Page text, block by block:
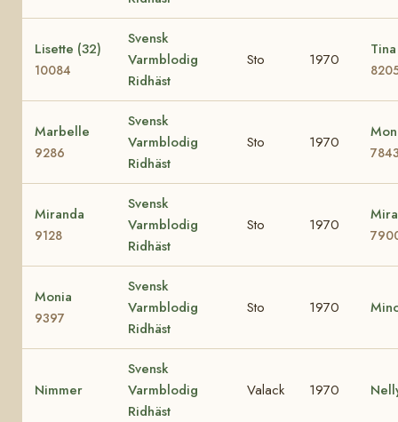
Lisette (32)
10084
Svensk
Varmblodig
Ridhäst
Sto 1970
Marbelle
9286
Svensk
Varmblodig
Ridhäst
Sto 1970
Miranda
9128
Svensk
Varmblodig
Ridhäst
Sto 1970
Monia
9397
Svensk
Varmblodig
Ridhäst
Sto 1970
Nimmer
Svensk
Varmblodig
Ridhäst
Valack 1970